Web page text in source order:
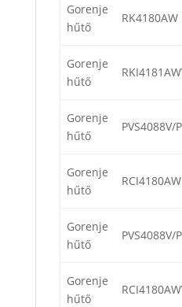
Gorenje
hűtő
RK4180AW
Gorenje
hűtő
Gorenje
hűtő
PVS4088V/
Gorenje
hűtő
RCI4180AW
Gorenje
hűtő
PVS4088V/
Gorenje
hűtő